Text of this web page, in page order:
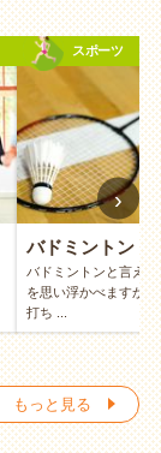
スポーツ
バドミントン
バドミントンと言えば
を思い浮かべますか？
打ち ...
›
もっと見る